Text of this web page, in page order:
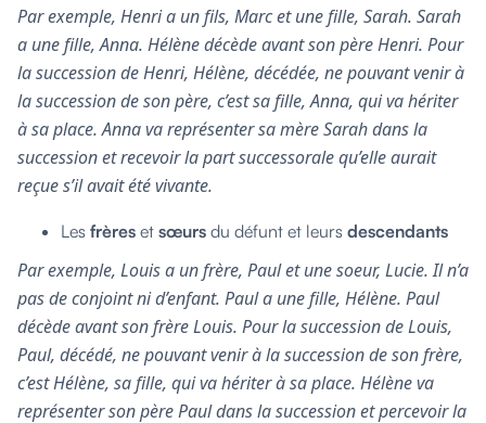
Par exemple, Henri a un fils, Marc et une fille, Sarah. Sarah
a une fille, Anna. Hélène décède avant son père Henri. Pour
la succession de Henri, Hélène, décédée, ne pouvant venir à
la succession de son père, c’est sa fille, Anna, qui va hériter
à sa place. Anna va représenter sa mère Sarah dans la
succession et recevoir la part successorale qu’elle aurait
reçue s’il avait été vivante.
Les frères et sœurs du défunt et leurs descendants
Par exemple, Louis a un frère, Paul et une soeur, Lucie. Il n’a
pas de conjoint ni d’enfant. Paul a une fille, Hélène. Paul
décède avant son frère Louis. Pour la succession de Louis,
Paul, décédé, ne pouvant venir à la succession de son frère,
c’est Hélène, sa fille, qui va hériter à sa place. Hélène va
représenter son père Paul dans la succession et percevoir la